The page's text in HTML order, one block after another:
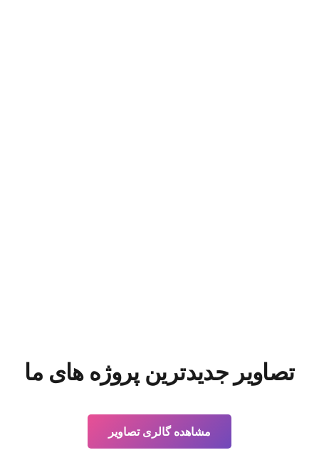
تصاویر جدیدترین پروژه های ما
مشاهده گالری تصاویر